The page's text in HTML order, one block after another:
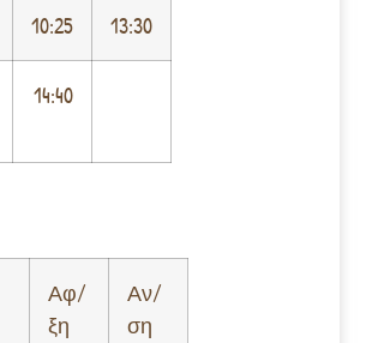
10:25 13:30
14:40
Αφ/
ξη
Αν/
ση